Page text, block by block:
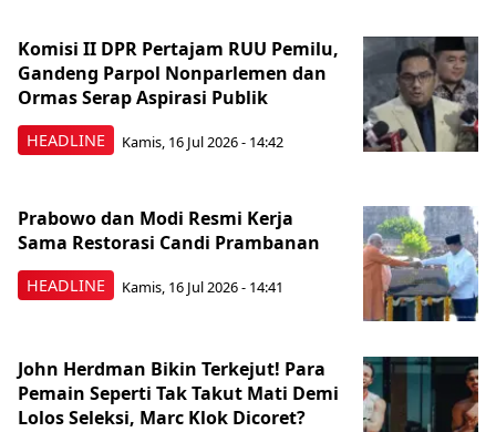
HEADLINE
Komisi II DPR Pertajam RUU Pemilu,
Gandeng Parpol Nonparlemen dan
Ormas Serap Aspirasi Publik
Kamis, 16 Jul 2026 - 14:42
HEADLINE
Prabowo dan Modi Resmi Kerja
Sama Restorasi Candi Prambanan
Kamis, 16 Jul 2026 - 14:41
John Herdman Bikin Terkejut! Para
Pemain Seperti Tak Takut Mati Demi
Lolos Seleksi, Marc Klok Dicoret?